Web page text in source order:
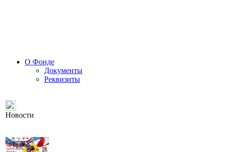
О Фонде
Документы
Реквизиты
Новости